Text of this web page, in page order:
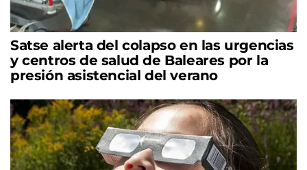
Satse alerta del colapso en las urgencias
y centros de salud de Baleares por la
presión asistencial del verano